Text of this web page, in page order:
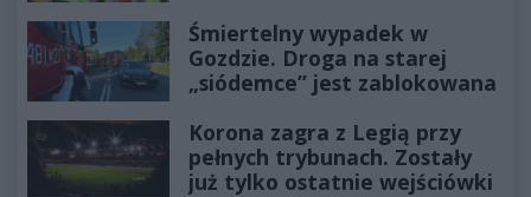
Śmiertelny wypadek w
Gozdzie. Droga na starej
„siódemce” jest zablokowana
Korona zagra z Legią przy
pełnych trybunach. Zostały
już tylko ostatnie wejściówki